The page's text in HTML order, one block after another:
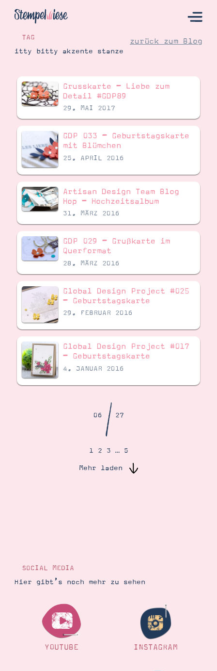
Hier Starten
Katalog
Bestellen
Angebote
Demonstrator werden
Gutscheine
Produkte erklärt
Über mich
Über Stampin’ Up!
Tipps & Tricks
Ordnungstipps
TAG
itty bitty akzente stanze
zurück zum Blog
Grusskarte – Liebe zum
Detail #GDP89
29. MAI 2017
GDP 033 – Geburtstagskarte
mit Blümchen
25. APRIL 2016
Artisan Design Team Blog
Hop – Hochzeitsalbum
31. MÄRZ 2016
GDP 029 – Grußkarte im
Querformat
28. MÄRZ 2016
Global Design Project #025
– Geburtstagskarte
29. FEBRUAR 2016
Global Design Project #017
– Geburtstagskarte
4. JANUAR 2016
06/27
1 2 3 … 5
Mehr laden
SOCIAL MEDIA
Hier gibt’s noch mehr zu sehen
YOUTUBE INSTAGRAM